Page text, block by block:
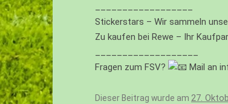
Stickerstars – Wir sammeln
Zu kaufen bei Rewe – Ihr
Fragen zum FSV?
Mail an
Dieser Beitrag wurde am 27.